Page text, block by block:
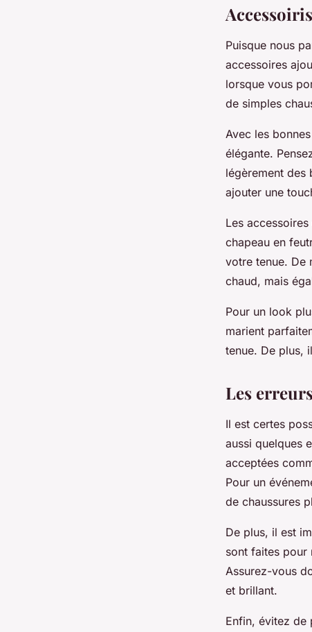
Puisque nous
accessoires
lorsque vous
de simples
Avec les
élégante.
légèrement
ajouter une
Les
chapeau en
votre tenue. De
chaud, mais
Pour un look
marient
tenue. De plus,
Les
Il est certes
aussi quelques
acceptées
Pour un
de chaussures
De plus, il est
sont faites pour
Assurez-vous
et brillant.
Enfin, évitez de